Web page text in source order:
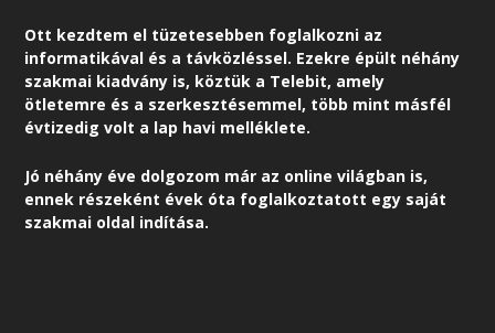
Ott kezdtem el tüzetesebben foglalkozni az
informatikával és a távközléssel. Ezekre épült néhány
szakmai kiadvány is, köztük a Telebit, amely
ötletemre és a szerkesztésemmel, több mint másfél
évtizedig volt a lap havi melléklete.
Jó néhány éve dolgozom már az online világban is,
ennek részeként évek óta foglalkoztatott egy saját
szakmai oldal indítása.